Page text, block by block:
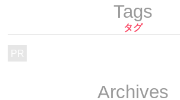
Tags
タグ
PR
Archives